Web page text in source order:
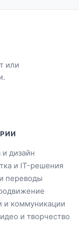
или
и дизайн
и IT-решения
переводы
и коммуникации
и творчество